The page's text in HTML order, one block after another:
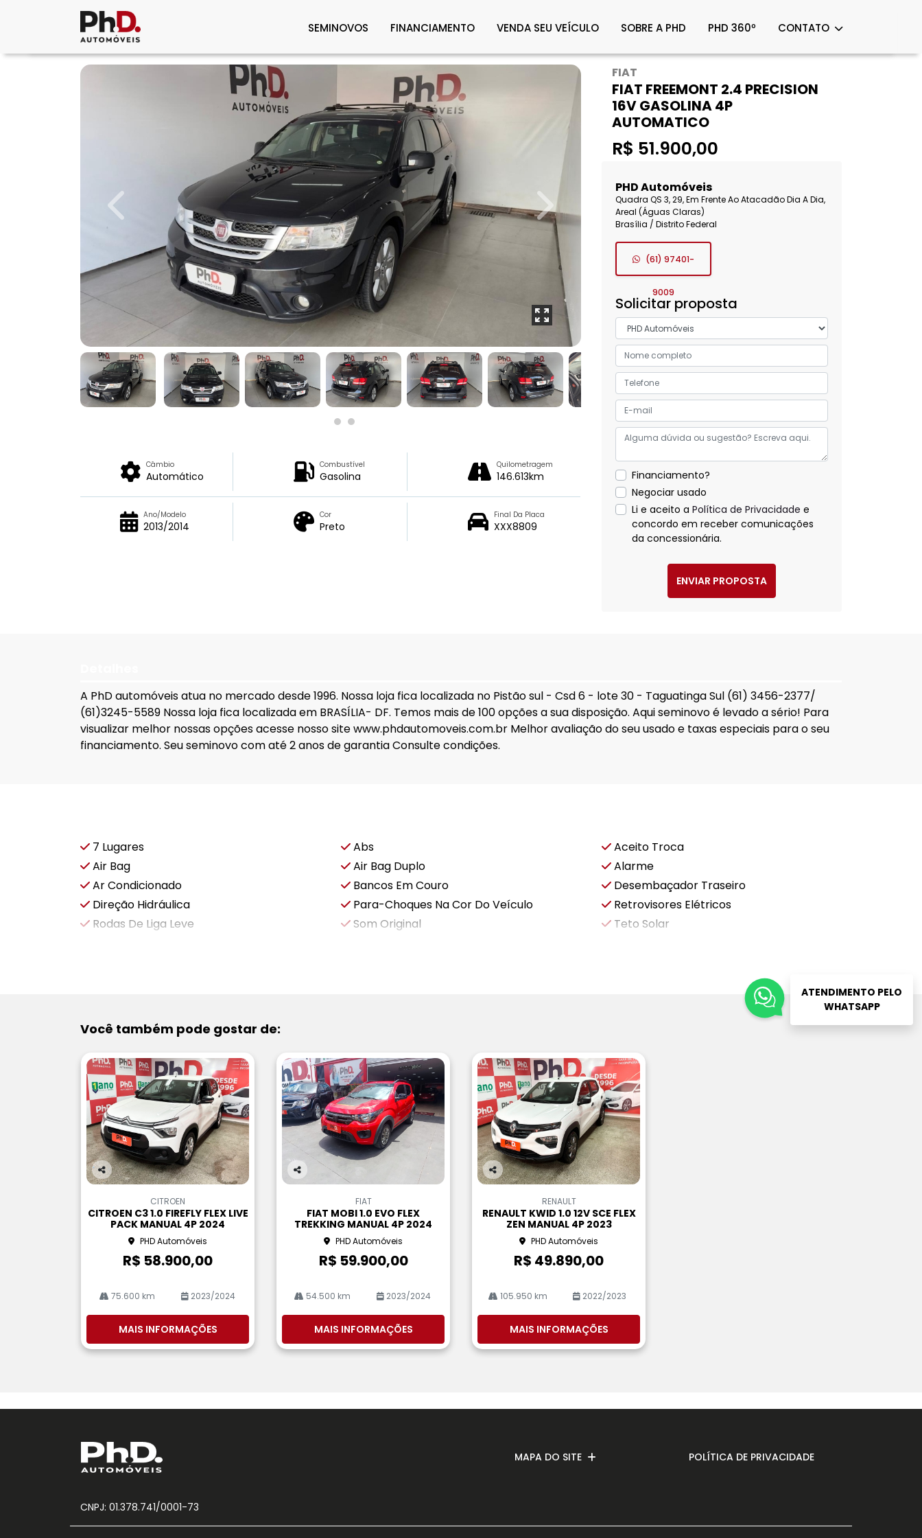
SEMINOVOS FINANCIAMENTO VENDA SEU VEÍCULO SOBRE A PHD PHD 360º CONTATO
FIAT
FIAT FREEMONT 2.4 PRECISION
16V GASOLINA 4P
AUTOMATICO
R$ 51.900,00
PHD Automóveis
Quadra QS 3, 29, Em Frente Ao Atacadão Dia A Dia,
Areal (Águas Claras)
Brasília / Distrito Federal
(61) 97401-
9009
Solicitar proposta
Financiamento?
Negociar usado
Li e aceito a Política de Privacidade e
concordo em receber comunicações
da concessionária.
ENVIAR PROPOSTA
Previous Next
Câmbio
Automático
Combustível
Gasolina
Quilometragem
146.613km
Ano/Modelo
2013/2014
Cor
Preto
Final Da Placa
XXX8809
A PhD automóveis atua no mercado desde 1996. Nossa loja fica localizada no Pistão sul - Csd 6 - lote 30 - Taguatinga Sul (61) 3456-2377/
(61)3245-5589 Nossa loja fica localizada em BRASÍLIA- DF. Temos mais de 100 opções a sua disposição. Aqui seminovo é levado a sério! Para
visualizar melhor nossas opções acesse nosso site www.phdautomoveis.com.br Melhor avaliação do seu usado e taxas especiais para o seu
financiamento. Seu seminovo com até 2 anos de garantia Consulte condições.
7 Lugares Abs
Aceito Troca
Air Bag
Air Bag Duplo
Alarme
Ar Condicionado
Bancos Em Couro
Desembaçador Traseiro
Direção Hidráulica
Para-Choques Na Cor Do Veículo
Retrovisores Elétricos
Rodas De Liga Leve
Som Original Teto Solar
Você também pode gostar de:
Co
pa
rtil
CITROEN
CITROEN C3 1.0 FIREFLY FLEX LIVE
PACK MANUAL 4P 2024
PHD Automóveis
R$ 58.900,00
75.600 km 2023/2024
MAIS INFORMAÇÕES
Co
rtil
he
FIAT
FIAT MOBI 1.0 EVO FLEX
TREKKING MANUAL 4P 2024
PHD Automóveis
R$ 59.900,00
54.500 km 2023/2024
MAIS INFORMAÇÕES
Co
pa
rtil
RENAULT
RENAULT KWID 1.0 12V SCE FLEX
ZEN MANUAL 4P 2023
PHD Automóveis
R$ 49.890,00
105.950 km 2022/2023
MAIS INFORMAÇÕES
MAPA DO SITE POLÍTICA DE PRIVACIDADE
CNPJ: 01.378.741/0001-73
ATENDIMENTO PELO
WHATSAPP